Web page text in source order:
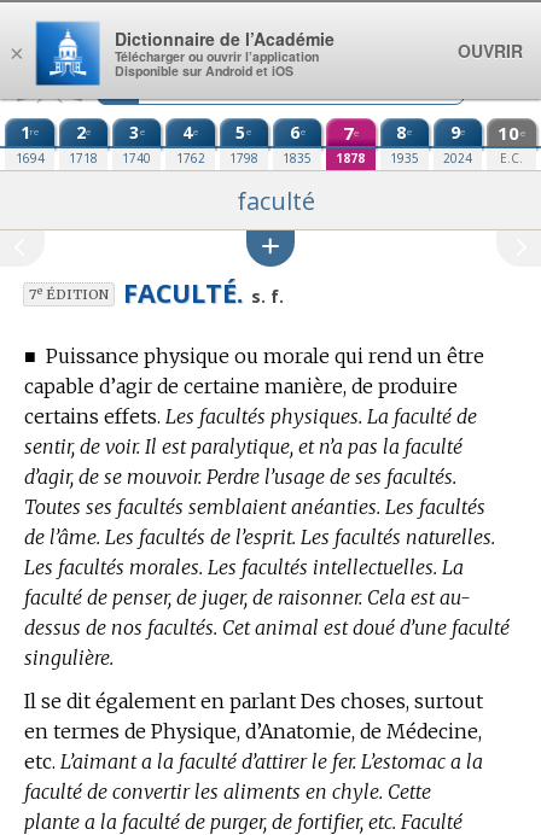
Aller au contenu
1re
1694
2e
1718
3e
1740
4e
1762
5e
1798
6e
1835
7e
1878
8e
1935
9e
2024
10e
E.C.
faculté
7eÉDITION FACULTÉ. s. f.
■ Puissance physique ou morale qui rend un être
capable d’agir de certaine manière, de produire
certains effets. Les facultés physiques. La faculté de
sentir, de voir. Il est paralytique, et n’a pas la faculté
d’agir, de se mouvoir. Perdre l’usage de ses facultés.
Toutes ses facultés semblaient anéanties. Les facultés
de l’âme. Les facultés de l’esprit. Les facultés naturelles.
Les facultés morales. Les facultés intellectuelles. La
faculté de penser, de juger, de raisonner. Cela est au-
dessus de nos facultés. Cet animal est doué d’une faculté
singulière.
Il se dit également en parlant Des choses, surtout
en termes de Physique, d’Anatomie, de Médecine,
etc. L’aimant a la faculté d’attirer le fer. L’estomac a la
faculté de convertir les aliments en chyle. Cette
plante a la faculté de purger, de fortifier, etc. Faculté
×
Dictionnaire de l’Académie
Télécharger ou ouvrir l’application
Disponible sur Android et iOS
OUVRIR